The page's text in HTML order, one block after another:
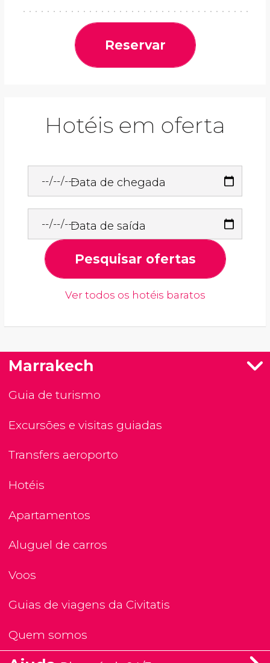
Reservar
Hotéis em oferta
Data de chegada
Data de saída
Pesquisar ofertas
Ver todos os hotéis baratos
Marrakech
Guia de turismo
Excursões e visitas guiadas
Transfers aeroporto
Hotéis
Apartamentos
Aluguel de carros
Voos
Guias de viagens da Civitatis
Quem somos